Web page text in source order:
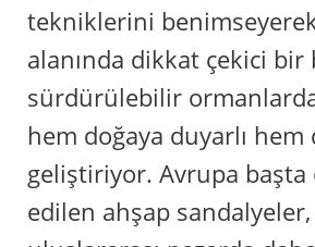
tekniklerini
alanında dikkat çekici
sürdürülebilir
hem doğaya duyarlı
geliştiriyor. Avrupa
edilen ahşap